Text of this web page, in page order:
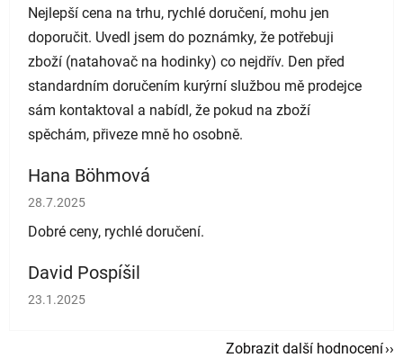
Nejlepší cena na trhu, rychlé doručení, mohu jen
doporučit. Uvedl jsem do poznámky, že potřebuji
zboží (natahovač na hodinky) co nejdřív. Den před
standardním doručením kurýrní službou mě prodejce
sám kontaktoval a nabídl, že pokud na zboží
spěchám, přiveze mně ho osobně.
Hana Böhmová
Hodnocení obchodu je 5 z 5 hvězdiček.
28.7.2025
Dobré ceny, rychlé doručení.
David Pospíšil
Hodnocení obchodu je 5 z 5 hvězdiček.
23.1.2025
Zobrazit další hodnocení